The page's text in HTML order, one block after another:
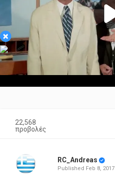
×
22,568
προβολές
RC_Andreas
Published Feb 8, 2017